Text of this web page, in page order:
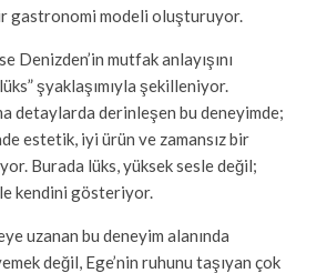
gastronomi modeli oluşturuyor.
Denizden’in mutfak anlayışını
şyaklaşımıyla şekilleniyor.
detaylarda derinleşen bu deneyimde;
estetik, iyi ürün ve zamansız bir
Burada lüks, yüksek sesle değil;
kendini gösteriyor.
uzanan bu deneyim alanında
değil, Ege’nin ruhunu taşıyan çok